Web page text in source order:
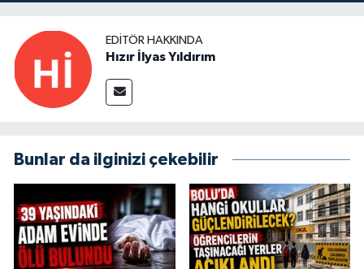
EDITÖR HAKKINDA
Hızır İlyas Yıldırım
Bunlar da ilginizi çekebilir